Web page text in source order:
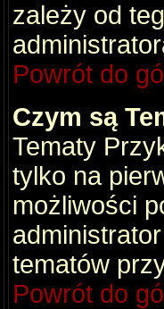
zależy od
Powrót do
Czym są
Tematy
tylko na
możliwości
tematów
Powrót do